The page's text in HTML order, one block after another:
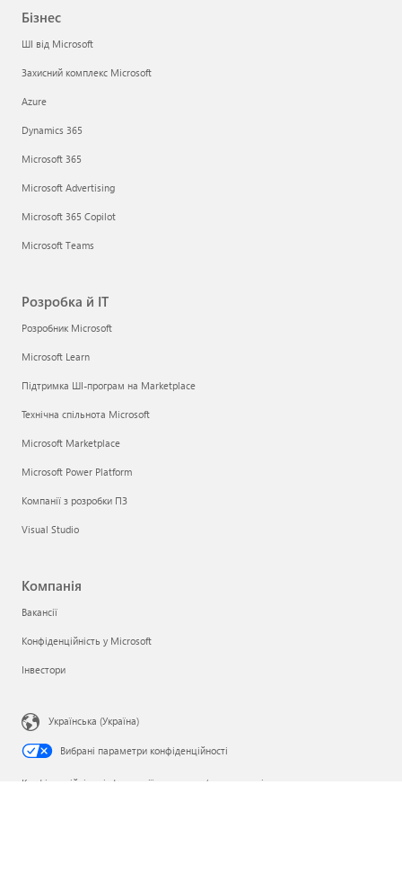
Бізнес
ШІ від Microsoft
Захисний комплекс Microsoft
Azure
Dynamics 365
Microsoft 365
Microsoft Advertising
Microsoft 365 Copilot
Microsoft Teams
Розробка й ІТ
Розробник Microsoft
Microsoft Learn
Підтримка ШІ-програм на Marketplace
Технічна спільнота Microsoft
Microsoft Marketplace
Microsoft Power Platform
Компанії з розробки ПЗ
Visual Studio
Компанія
Вакансії
Конфіденційність у Microsoft
Інвестори
Українська (Україна)
Вибрані параметри конфіденційності
Конфіденційність інформації про здоров’я споживачів